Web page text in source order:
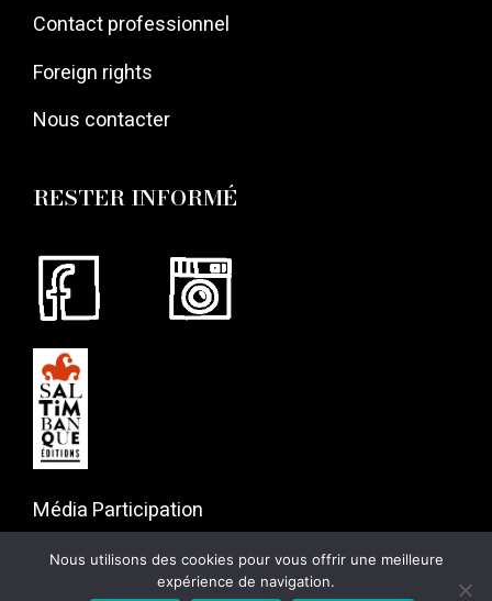
Contact professionnel
Foreign rights
Nous contacter
RESTER INFORMÉ
Média Participation
75019 Paris
Nous utilisons des cookies pour vous offrir une meilleure
expérience de navigation.